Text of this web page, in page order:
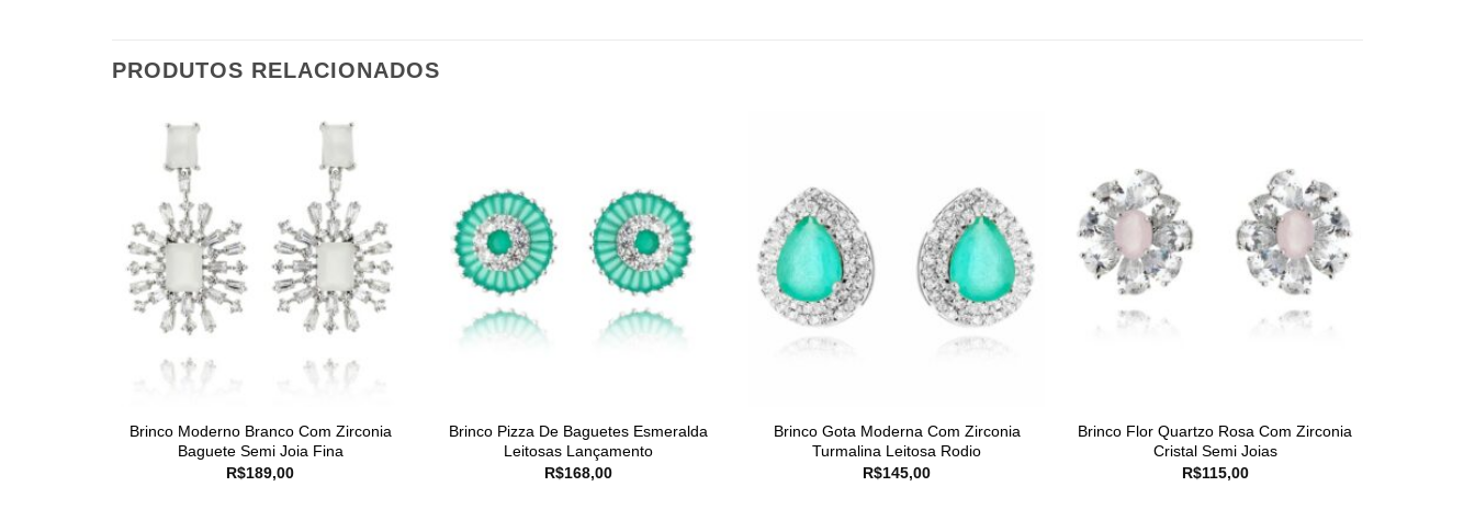
PRODUTOS RELACIONADOS
Brinco Moderno Branco Com Zirconia
Baguete Semi Joia Fina
R$189,00
Brinco Pizza De Baguetes Esmeralda
Leitosas Lançamento
R$168,00
Brinco Gota Moderna Com Zirconia
Turmalina Leitosa Rodio
R$145,00
Brinco Flor Quartzo Rosa Com Zirconia
Cristal Semi Joias
R$115,00